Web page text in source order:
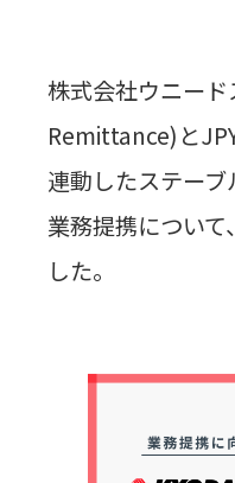
株式会社ウニー
Remittance)と
連動したステー
業務提携につい
した。